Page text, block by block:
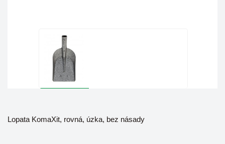
Lopata KomaXit, rovná, úzka, bez násady